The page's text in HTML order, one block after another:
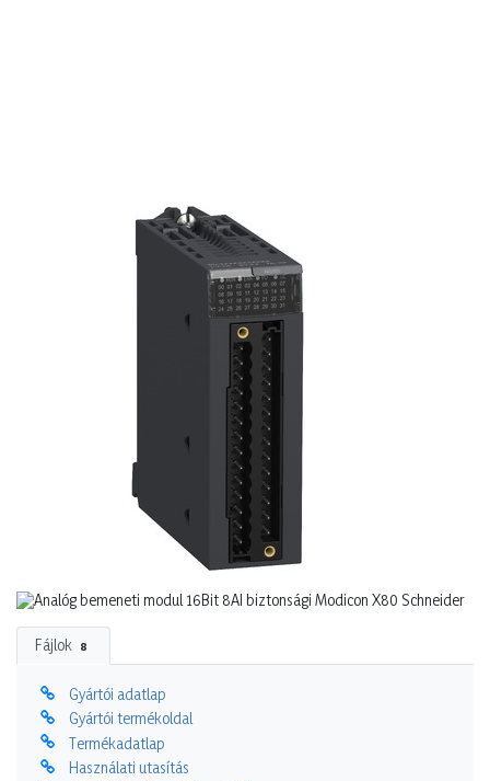
Fájlok 8
Gyártói adatlap
Gyártói termékoldal
Termékadatlap
Használati utasítás